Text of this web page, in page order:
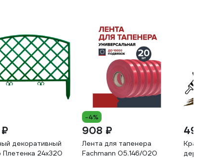
декоративный
Плетенка 24x320
-4%
908 ₽
Лента для тапенера
Fachmann 05.146/020
492